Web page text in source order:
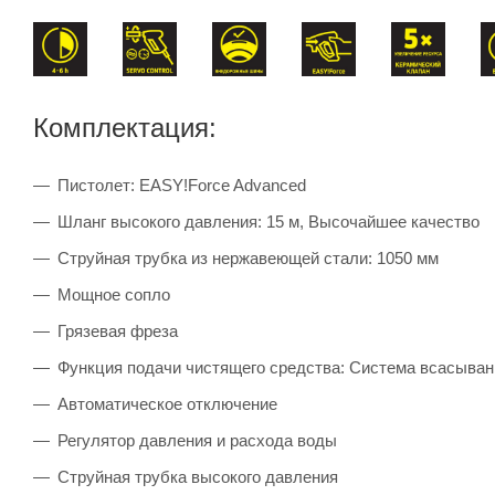
Комплектация:
Пистолет: EASY!Force Advanced
Шланг высокого давления: 15 м, Высочайшее качество
Струйная трубка из нержавеющей стали: 1050 мм
Мощное сопло
Грязевая фреза
Функция подачи чистящего средства: Система
Автоматическое отключение
Регулятор давления и расхода воды
Струйная трубка высокого давления